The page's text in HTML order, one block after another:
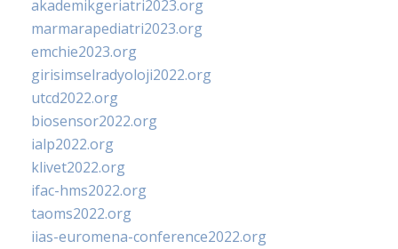
akademikgeriatri2023.org
marmarapediatri2023.org
emchie2023.org
girisimselradyoloji2022.org
utcd2022.org
biosensor2022.org
ialp2022.org
klivet2022.org
ifac-hms2022.org
taoms2022.org
iias-euromena-conference2022.org